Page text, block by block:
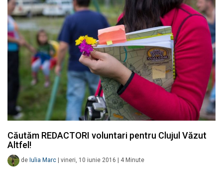
Căutăm REDACTORI voluntari pentru Clujul Văzut
Altfel!
de Iulia Marc vineri, 10 iunie 2016 4 Minute